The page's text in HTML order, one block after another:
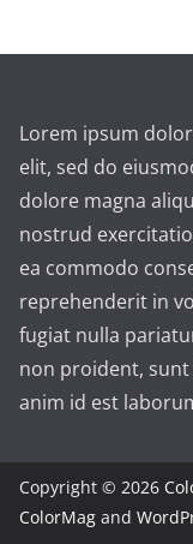
Lorem ipsum
elit, sed do
dolore magna
nostrud
ea commodo
reprehenderit in
fugiat nulla
non proident,
anim id est
Copyright © 2026
ColorMag and